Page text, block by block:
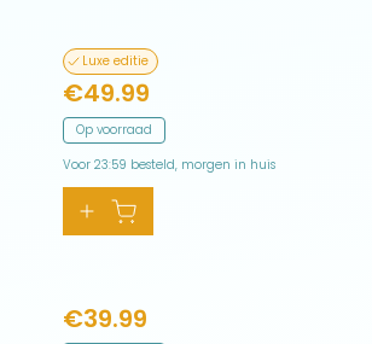
Luxe editie
€49.99
Op voorraad
Voor 23:59 besteld, morgen in huis
€39.99